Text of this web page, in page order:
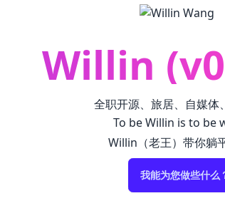
Willin
全职开源、旅居、自媒体
To be Willin is to be
Willin（老王）带你躺
我能为您做些什么